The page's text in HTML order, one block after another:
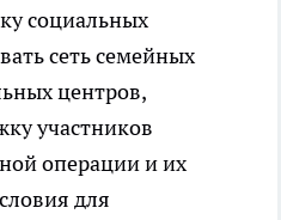
социальных
сеть семейных
центров,
участников
операции и их
для